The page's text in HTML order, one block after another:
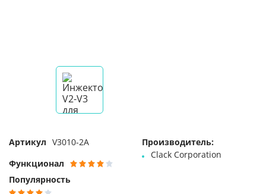
Артикул V3010-2A
Функционал
Популярность
Производитель:
Clack Corporation